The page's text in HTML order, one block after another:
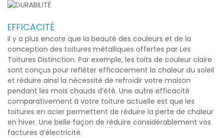
EFFICACITÉ
Il y a plus encore que la beauté des couleurs et de la
conception des toitures métalliques offertes par Les
Toitures Distinction. Par exemple, les toits de couleur claire
sont conçus pour refléter efficacement la chaleur du soleil
et réduire ainsi la nécessité de refroidir votre maison
pendant les mois chauds d’été. Une autre efficacité
comparativement à votre toiture actuelle est que les
toitures en acier permettent de réduire la perte de chaleur
en hiver. Une belle façon de réduire considérablement vos
factures d’électricité.